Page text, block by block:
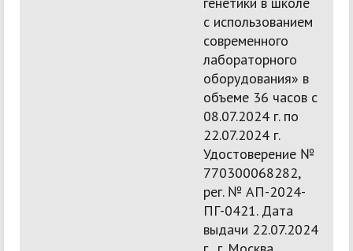
с использованием
современного
лабораторного
оборудования» в
объеме 36 часов с
08.07.2024 г. по
22.07.2024 г.
Удостоверение №
770300068282,
рег. № АП-2024-
ПГ-0421. Дата
выдачи 22.07.2024